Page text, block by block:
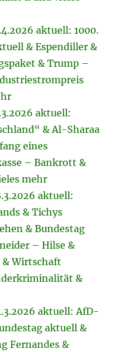
aktuell: 1000.
& Espendiller &
& Trump –
aktuell:
& Al-Sharaa
eines
– Bankrott &
mehr
aktuell:
& Tichys
& Bundestag
– Hilse &
& Wirtschaft
&
aktuell: AfD-
aktuell &
Fernandes &